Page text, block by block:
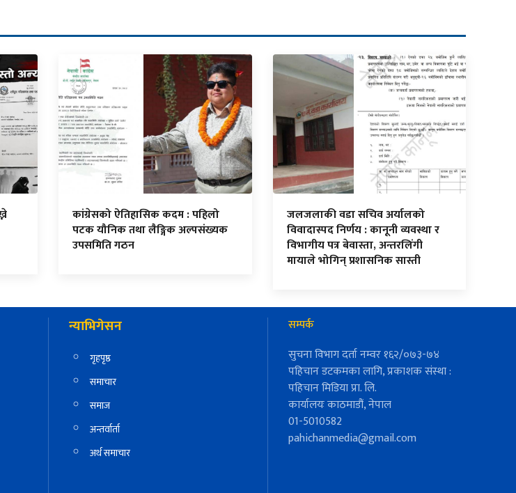
कांग्रेसको ऐतिहासिक कदम : पहिलो
पटक यौनिक तथा लैङ्गिक अल्पसंख्यक
उपसमिति गठन
जलजलाकी वडा सचिव अर्यालको
विवादास्पद निर्णय : कानूनी व्यवस्था र
विभागीय पत्र बेवास्ता, अन्तरलिंगी
मायाले भोगिन् प्रशासनिक सास्ती
न्याभिगेसन
गृहपृष्ठ
समाचार
समाज
अन्तर्वार्ता
अर्थ समाचार
सम्पर्क
सुचना विभाग दर्ता नम्वर १६२/०७३-७४
पहिचान डटकमका लागि, प्रकाशक संस्था :
पहिचान मिडिया प्रा. लि.
कार्यालयः काठमाडौं, नेपाल
01-5010582
pahichanmedia@gmail.com